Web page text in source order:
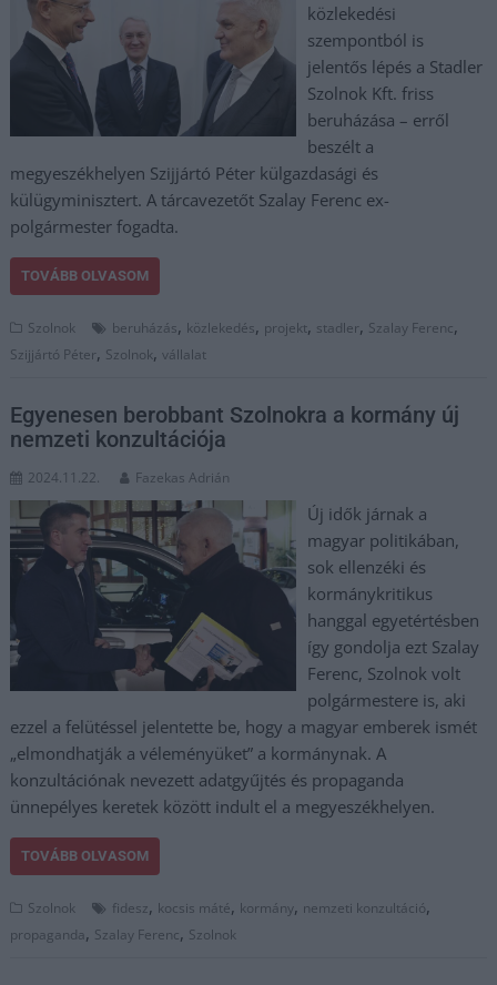
közlekedési
szempontból is
jelentős lépés a Stadler
Szolnok Kft. friss
beruházása – erről
beszélt a
megyeszékhelyen Szijjártó Péter külgazdasági és
külügyminisztert. A tárcavezetőt Szalay Ferenc ex-
polgármester fogadta.
TOVÁBB OLVASOM
Szolnok beruházás, közlekedés, projekt, stadler, Szalay Ferenc,
Szijjártó Péter, Szolnok,vállalat
Egyenesen berobbant Szolnokra a kormány új
nemzeti konzultációja
2024.11.22. Fazekas Adrián
Új idők járnak a
magyar politikában,
sok ellenzéki és
kormánykritikus
hanggal egyetértésben
így gondolja ezt Szalay
Ferenc, Szolnok volt
polgármestere is, aki
ezzel a felütéssel jelentette be, hogy a magyar emberek ismét
„elmondhatják a véleményüket” a kormánynak. A
konzultációnak nevezett adatgyűjtés és propaganda
ünnepélyes keretek között indult el a megyeszékhelyen.
TOVÁBB OLVASOM
Szolnok fidesz, kocsis máté, kormány, nemzeti konzultáció,
propaganda, Szalay Ferenc, Szolnok